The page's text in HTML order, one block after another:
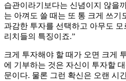
습관이라기보다는 신념이지 않을
는 아껴도 쓸 때는 또 통 크게 쓰기
과감한 투자를 선택하고 아무도
리치들의 특징이죠.”
크게 투자해야 할 때가 오면 크게
에 기부하는 것은 자신이 투자할
문이다. 물론 그런 확신은 오랜 시